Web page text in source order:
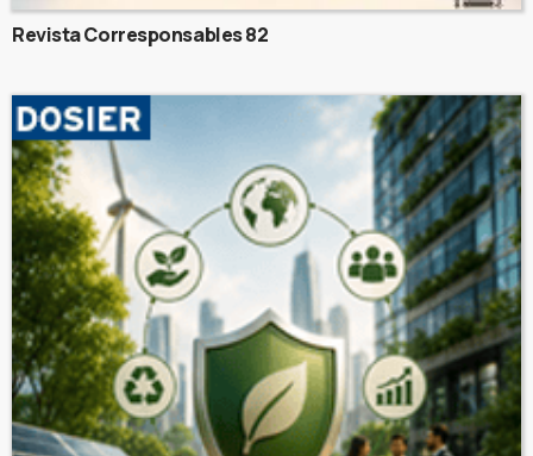
Revista Corresponsables 82